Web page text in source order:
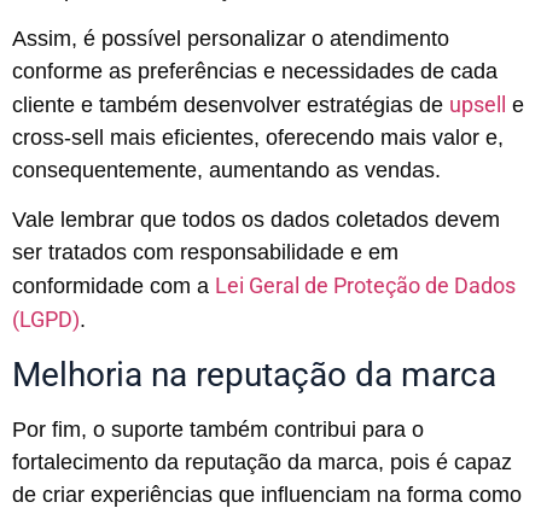
Assim, é possível personalizar o atendimento
conforme as preferências e necessidades de cada
cliente e também desenvolver estratégias de upsell
e
cross-sell mais eficientes, oferecendo mais valor e,
consequentemente, aumentando as vendas.
Vale lembrar que todos os dados coletados devem
ser tratados com responsabilidade e em
conformidade com a Lei Geral de Proteção de Dados
(LGPD).
Melhoria na reputação da marca
Por fim, o suporte também contribui para o
fortalecimento da reputação da marca, pois é capaz
de criar experiências que influenciam na forma como